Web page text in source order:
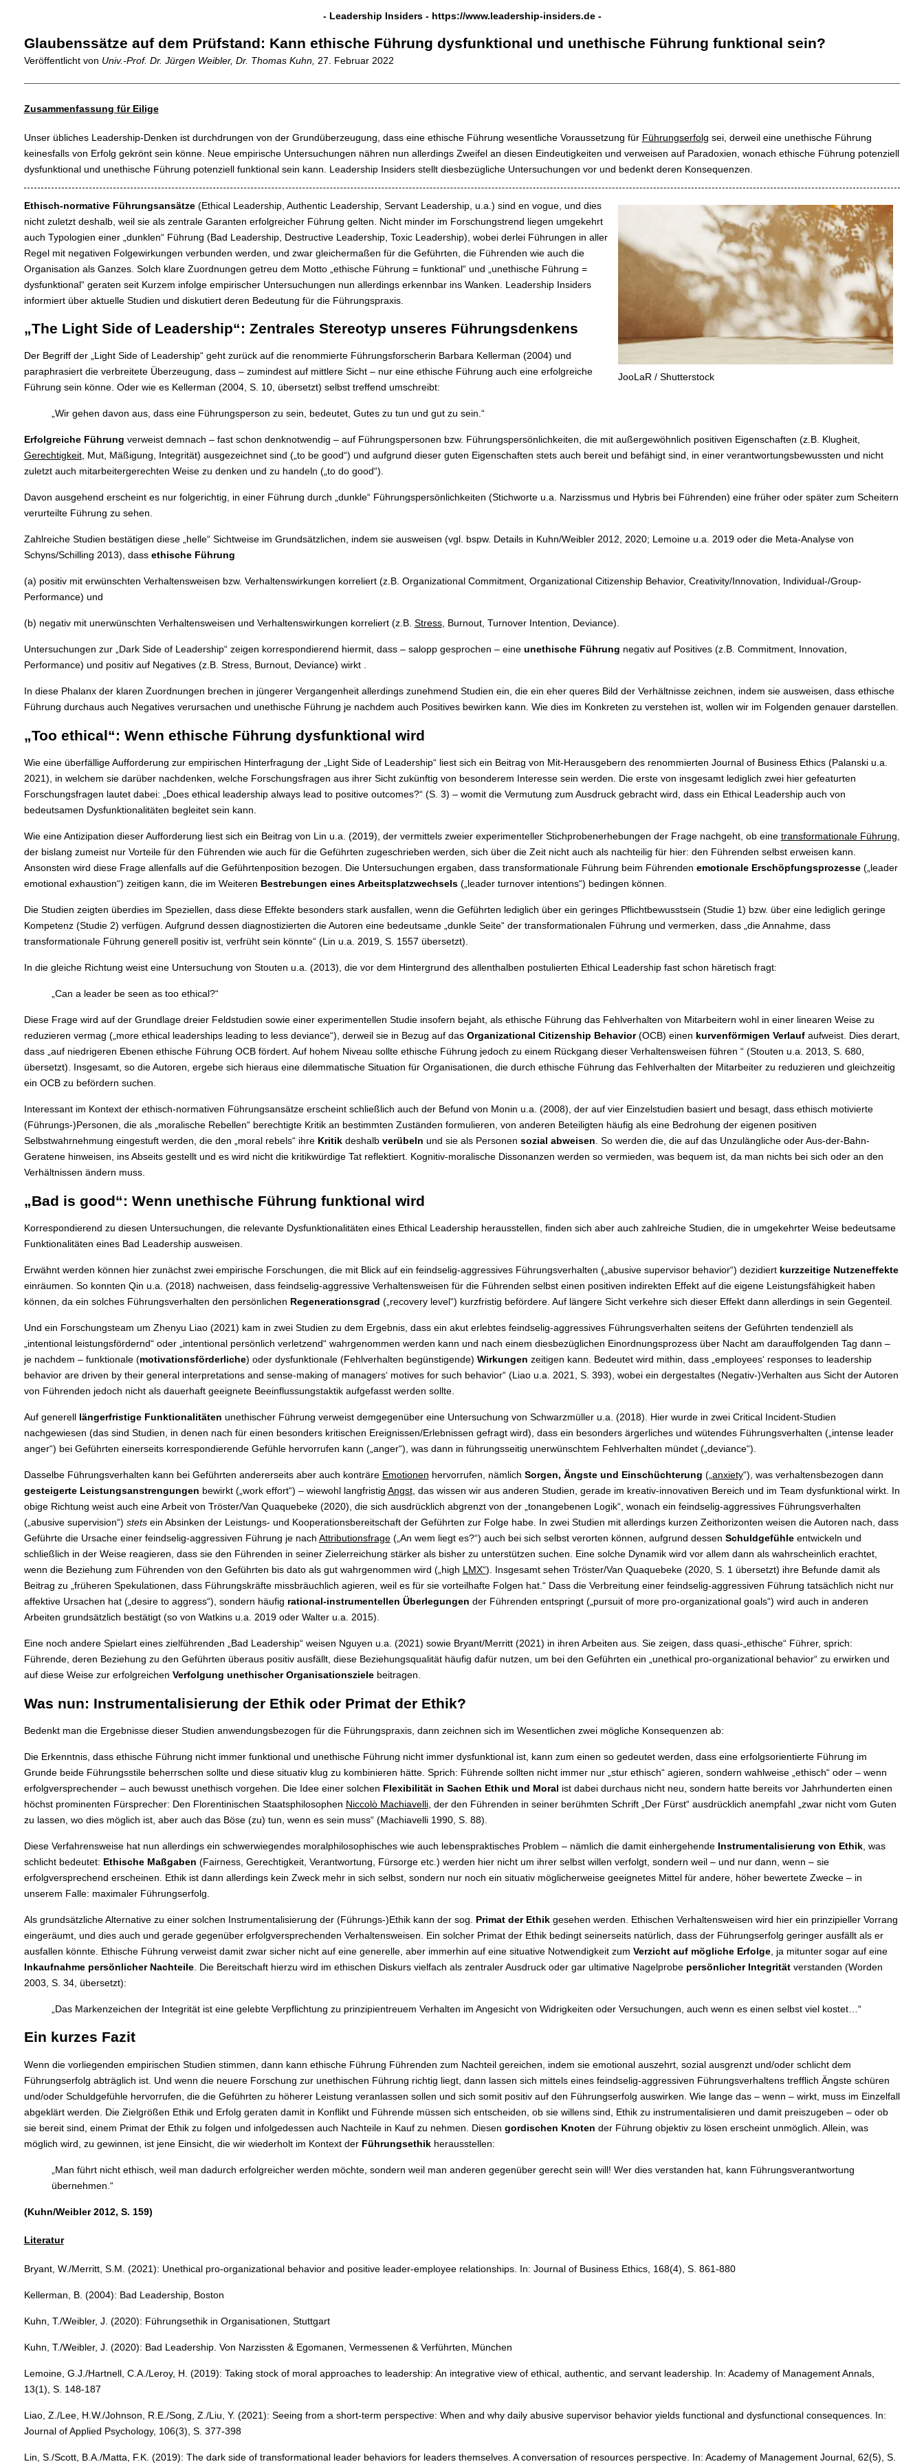
- Leadership Insiders - https://www.leadership-insiders.de-
Glaubenssätze auf dem Prüfstand: Kann ethische Führung dysfunktional und unethische Führung funktional sein?
Veröffentlicht von Univ.-Prof. Dr. Jürgen Weibler, Dr. Thomas Kuhn, 27. Februar 2022
Zusammenfassung für Eilige
Unser übliches Leadership-Denken ist durchdrungen von der Grundüberzeugung, dass eine ethische Führung wesentliche Voraussetzung für Führungserfolg sei, derweil eine unethische Führung
keinesfalls von Erfolg gekrönt sein könne. Neue empirische Untersuchungen nähren nun allerdings Zweifel an diesen Eindeutigkeiten und verweisen auf Paradoxien, wonach ethische Führung potenziell
dysfunktional und unethische Führung potenziell funktional sein kann. Leadership Insiders stellt diesbezügliche Untersuchungen vor und bedenkt deren Konsequenzen.
JooLaR / Shutterstock
Ethisch-normative Führungsansätze(Ethical Leadership, Authentic Leadership, Servant Leadership, u.a.) sind en vogue, und dies
nicht zuletzt deshalb, weil sie als zentrale Garanten erfolgreicher Führung gelten. Nicht minder im Forschungstrend liegen umgekehrt
auch Typologien einer „dunklen“ Führung (Bad Leadership, Destructive Leadership, Toxic Leadership), wobei derlei Führungen in aller
Regel mit negativen Folgewirkungen verbunden werden, und zwar gleichermaßen für die Geführten, die Führenden wie auch die
Organisation als Ganzes. Solch klare Zuordnungen getreu dem Motto „ethische Führung = funktional“ und „unethische Führung =
dysfunktional“ geraten seit Kurzem infolge empirischer Untersuchungen nun allerdings erkennbar ins Wanken. Leadership Insiders
informiert über aktuelle Studien und diskutiert deren Bedeutung für die Führungspraxis.
„The Light Side of Leadership“: Zentrales Stereotyp unseres Führungsdenkens
Der Begriff der „Light Side of Leadership“ geht zurück auf die renommierte Führungsforscherin Barbara Kellerman (2004) und
paraphrasiert die verbreitete Überzeugung, dass – zumindest auf mittlere Sicht – nur eine ethische Führung auch eine erfolgreiche
Führung sein könne. Oder wie es Kellerman (2004, S. 10, übersetzt) selbst treffend umschreibt:
„Wir gehen davon aus, dass eine Führungsperson zu sein, bedeutet, Gutes zu tun und gut zu sein.“
Erfolgreiche Führung verweist demnach – fast schon denknotwendig – auf Führungspersonen bzw. Führungspersönlichkeiten, die mit außergewöhnlich positiven Eigenschaften (z.B. Klugheit,
Gerechtigkeit, Mut, Mäßigung, Integrität) ausgezeichnet sind („to be good“) und aufgrund dieser guten Eigenschaften stets auch bereit und befähigt sind, in einer verantwortungsbewussten und nicht
zuletzt auch mitarbeitergerechten Weise zu denken und zu handeln („to do good“).
Davon ausgehend erscheint es nur folgerichtig, in einer Führung durch „dunkle“ Führungspersönlichkeiten (Stichworte u.a. Narzissmus und Hybris bei Führenden) eine früher oder später zum Scheitern
verurteilte Führung zu sehen.
Zahlreiche Studien bestätigen diese „helle“ Sichtweise im Grundsätzlichen, indem sie ausweisen (vgl. bspw. Details in Kuhn/Weibler 2012, 2020; Lemoine u.a. 2019 oder die Meta-Analyse von
Schyns/Schilling 2013), dass ethische Führung
(a) positiv mit erwünschten Verhaltensweisen bzw. Verhaltenswirkungen korreliert (z.B. Organizational Commitment, Organizational Citizenship Behavior, Creativity/Innovation, Individual-/Group-
Performance) und
(b) negativ mit unerwünschten Verhaltensweisen und Verhaltenswirkungen korreliert (z.B. Stress, Burnout, Turnover Intention, Deviance).
Untersuchungen zur „Dark Side of Leadership“ zeigen korrespondierend hiermit, dass – salopp gesprochen – eine unethische Führung negativ auf Positives (z.B. Commitment, Innovation,
Performance) und positiv auf Negatives (z.B. Stress, Burnout, Deviance) wirkt .
In diese Phalanx der klaren Zuordnungen brechen in jüngerer Vergangenheit allerdings zunehmend Studien ein, die ein eher queres Bild der Verhältnisse zeichnen, indem sie ausweisen, dass ethische
Führung durchaus auch Negatives verursachen und unethische Führung je nachdem auch Positives bewirken kann. Wie dies im Konkreten zu verstehen ist, wollen wir im Folgenden genauer darstellen.
„Too ethical“: Wenn ethische Führung dysfunktional wird
Wie eine überfällige Aufforderung zur empirischen Hinterfragung der „Light Side of Leadership“ liest sich ein Beitrag von Mit-Herausgebern des renommierten Journal of Business Ethics (Palanski u.a.
2021), in welchem sie darüber nachdenken, welche Forschungsfragen aus ihrer Sicht zukünftig von besonderem Interesse sein werden. Die erste von insgesamt lediglich zwei hier gefeaturten
Forschungsfragen lautet dabei: „Does ethical leadership always lead to positive outcomes?“ (S. 3) – womit die Vermutung zum Ausdruck gebracht wird, dass ein Ethical Leadership auch von
bedeutsamen Dysfunktionalitäten begleitet sein kann.
Wie eine Antizipation dieser Aufforderung liest sich ein Beitrag von Lin u.a. (2019), der vermittels zweier experimenteller Stichprobenerhebungen der Frage nachgeht, ob eine transformationale Führung,
der bislang zumeist nur Vorteile für den Führenden wie auch für die Geführten zugeschrieben werden, sich über die Zeit nicht auch als nachteilig für hier: den Führenden selbst erweisen kann.
Ansonsten wird diese Frage allenfalls auf die Geführtenposition bezogen. Die Untersuchungen ergaben, dass transformationale Führung beim Führenden emotionale Erschöpfungsprozesse(„leader
emotional exhaustion“) zeitigen kann, die im Weiteren Bestrebungen eines Arbeitsplatzwechsels(„leader turnover intentions“) bedingen können.
Die Studien zeigten überdies im Speziellen, dass diese Effekte besonders stark ausfallen, wenn die Geführten lediglich über ein geringes Pflichtbewusstsein (Studie 1) bzw. über eine lediglich geringe
Kompetenz (Studie 2) verfügen. Aufgrund dessen diagnostizierten die Autoren eine bedeutsame „dunkle Seite“ der transformationalen Führung und vermerken, dass „die Annahme, dass
transformationale Führung generell positiv ist, verfrüht sein könnte“ (Lin u.a. 2019, S. 1557 übersetzt).
In die gleiche Richtung weist eine Untersuchung von Stouten u.a. (2013), die vor dem Hintergrund des allenthalben postulierten Ethical Leadership fast schon häretisch fragt:
„Can a leader be seen as too ethical?“
Diese Frage wird auf der Grundlage dreier Feldstudien sowie einer experimentellen Studie insofern bejaht, als ethische Führung das Fehlverhalten von Mitarbeitern wohl in einer linearen Weise zu
reduzieren vermag („more ethical leaderships leading to less deviance“), derweil sie in Bezug auf das Organizational Citizenship Behavior(OCB) einen kurvenförmigen Verlaufaufweist. Dies derart,
dass „auf niedrigeren Ebenen ethische Führung OCB fördert. Auf hohem Niveau sollte ethische Führung jedoch zu einem Rückgang dieser Verhaltensweisen führen “ (Stouten u.a. 2013, S. 680,
übersetzt). Insgesamt, so die Autoren, ergebe sich hieraus eine dilemmatische Situation für Organisationen, die durch ethische Führung das Fehlverhalten der Mitarbeiter zu reduzieren und gleichzeitig
ein OCB zu befördern suchen.
Interessant im Kontext der ethisch-normativen Führungsansätze erscheint schließlich auch der Befund von Monin u.a. (2008), der auf vier Einzelstudien basiert und besagt, dass ethisch motivierte
(Führungs-)Personen, die als „moralische Rebellen“ berechtigte Kritik an bestimmten Zuständen formulieren, von anderen Beteiligten häufig als eine Bedrohung der eigenen positiven
Selbstwahrnehmung eingestuft werden, die den „moral rebels“ ihre Kritikdeshalb verübeln und sie als Personen sozial abweisen. So werden die, die auf das Unzulängliche oder Aus-der-Bahn-
Geratene hinweisen, ins Abseits gestellt und es wird nicht die kritikwürdige Tat reflektiert. Kognitiv-moralische Dissonanzen werden so vermieden, was bequem ist, da man nichts bei sich oder an den
Verhältnissen ändern muss.
„Bad is good“: Wenn unethische Führung funktional wird
Korrespondierend zu diesen Untersuchungen, die relevante Dysfunktionalitäten eines Ethical Leadership herausstellen, finden sich aber auch zahlreiche Studien, die in umgekehrter Weise bedeutsame
Funktionalitäten eines Bad Leadership ausweisen.
Erwähnt werden können hier zunächst zwei empirische Forschungen, die mit Blick auf ein feindselig-aggressives Führungsverhalten („abusive supervisor behavior“) dezidiert kurzzeitige Nutzeneffekte
einräumen. So konnten Qin u.a. (2018) nachweisen, dass feindselig-aggressive Verhaltensweisen für die Führenden selbst einen positiven indirekten Effekt auf die eigene Leistungsfähigkeit haben
können, da ein solches Führungsverhalten den persönlichen Regenerationsgrad („recovery level“) kurzfristig befördere. Auf längere Sicht verkehre sich dieser Effekt dann allerdings in sein Gegenteil.
Und ein Forschungsteam um Zhenyu Liao (2021) kam in zwei Studien zu dem Ergebnis, dass ein akut erlebtes feindselig-aggressives Führungsverhalten seitens der Geführten tendenziell als
„intentional leistungsfördernd“ oder „intentional persönlich verletzend“ wahrgenommen werden kann und nach einem diesbezüglichen Einordnungsprozess über Nacht am darauffolgenden Tag dann –
je nachdem – funktionale (motivationsförderliche) oder dysfunktionale (Fehlverhalten begünstigende) Wirkungen zeitigen kann. Bedeutet wird mithin, dass „employees‘ responses to leadership
behavior are driven by their general interpretations and sense-making of managers‘ motives for such behavior“ (Liao u.a. 2021, S. 393), wobei ein dergestaltes (Negativ-)Verhalten aus Sicht der Autoren
von Führenden jedoch nicht als dauerhaft geeignete Beeinflussungstaktik aufgefasst werden sollte.
Auf generell längerfristige Funktionalitäten unethischer Führung verweist demgegenüber eine Untersuchung von Schwarzmüller u.a. (2018). Hier wurde in zwei Critical Incident-Studien
nachgewiesen (das sind Studien, in denen nach für einen besonders kritischen Ereignissen/Erlebnissen gefragt wird), dass ein besonders ärgerliches und wütendes Führungsverhalten („intense leader
anger“) bei Geführten einerseits korrespondierende Gefühle hervorrufen kann („anger“), was dann in führungsseitig unerwünschtem Fehlverhalten mündet („deviance“).
Dasselbe Führungsverhalten kann bei Geführten andererseits aber auch konträre Emotionen hervorrufen, nämlich Sorgen, Ängste und Einschüchterung („ anxiety“), was verhaltensbezogen dann
gesteigerte Leistungsanstrengungen bewirkt („work effort“) – wiewohl langfristig Angst, das wissen wir aus anderen Studien, gerade im kreativ-innovativen Bereich und im Team dysfunktional wirkt. In
obige Richtung weist auch eine Arbeit von Tröster/Van Quaquebeke (2020), die sich ausdrücklich abgrenzt von der „tonangebenen Logik“, wonach ein feindselig-aggressives Führungsverhalten
(„abusive supervision“) stetsein Absinken der Leistungs- und Kooperationsbereitschaft der Geführten zur Folge habe. In zwei Studien mit allerdings kurzen Zeithorizonten weisen die Autoren nach, dass
Geführte die Ursache einer feindselig-aggressiven Führung je nach Attributionsfrage(„An wem liegt es?“) auch bei sich selbst verorten können, aufgrund dessen Schuldgefühleentwickeln und
schließlich in der Weise reagieren, dass sie den Führenden in seiner Zielerreichung stärker als bisher zu unterstützen suchen. Eine solche Dynamik wird vor allem dann als wahrscheinlich erachtet,
wenn die Beziehung zum Führenden von den Geführten bis dato als gut wahrgenommen wird („high LMX“). Insgesamt sehen Tröster/Van Quaquebeke (2020, S. 1 übersetzt) ihre Befunde damit als
Beitrag zu „früheren Spekulationen, dass Führungskräfte missbräuchlich agieren, weil es für sie vorteilhafte Folgen hat.“ Dass die Verbreitung einer feindselig-aggressiven Führung tatsächlich nicht nur
affektive Ursachen hat („desire to aggress“), sondern häufig rational-instrumentellen Überlegungen der Führenden entspringt („pursuit of more pro-organizational goals“) wird auch in anderen
Arbeiten grundsätzlich bestätigt (so von Watkins u.a. 2019 oder Walter u.a. 2015).
Eine noch andere Spielart eines zielführenden „Bad Leadership“ weisen Nguyen u.a. (2021) sowie Bryant/Merritt (2021) in ihren Arbeiten aus. Sie zeigen, dass quasi-„ethische“ Führer, sprich:
Führende, deren Beziehung zu den Geführten überaus positiv ausfällt, diese Beziehungsqualität häufig dafür nutzen, um bei den Geführten ein „unethical pro-organizational behavior“ zu erwirken und
auf diese Weise zur erfolgreichen Verfolgung unethischer Organisationszielebeitragen.
Was nun: Instrumentalisierung der Ethik oder Primat der Ethik?
Bedenkt man die Ergebnisse dieser Studien anwendungsbezogen für die Führungspraxis, dann zeichnen sich im Wesentlichen zwei mögliche Konsequenzen ab:
Die Erkenntnis, dass ethische Führung nicht immer funktional und unethische Führung nicht immer dysfunktional ist, kann zum einen so gedeutet werden, dass eine erfolgsorientierte Führung im
Grunde beide Führungsstile beherrschen sollte und diese situativ klug zu kombinieren hätte. Sprich: Führende sollten nicht immer nur „stur ethisch“ agieren, sondern wahlweise „ethisch“ oder – wenn
erfolgversprechender – auch bewusst unethisch vorgehen. Die Idee einer solchen Flexibilität in Sachen Ethik und Moral ist dabei durchaus nicht neu, sondern hatte bereits vor Jahrhunderten einen
höchst prominenten Fürsprecher: Den Florentinischen Staatsphilosophen Niccolò Machiavelli, der den Führenden in seiner berühmten Schrift „Der Fürst“ ausdrücklich anempfahl „zwar nicht vom Guten
zu lassen, wo dies möglich ist, aber auch das Böse (zu) tun, wenn es sein muss“ (Machiavelli 1990, S. 88).
Diese Verfahrensweise hat nun allerdings ein schwerwiegendes moralphilosophisches wie auch lebenspraktisches Problem – nämlich die damit einhergehende Instrumentalisierung von Ethik, was
schlicht bedeutet: Ethische Maßgaben (Fairness, Gerechtigkeit, Verantwortung, Fürsorge etc.) werden hier nicht um ihrer selbst willen verfolgt, sondern weil – und nur dann, wenn – sie
erfolgversprechend erscheinen. Ethik ist dann allerdings kein Zweck mehr in sich selbst, sondern nur noch ein situativ möglicherweise geeignetes Mittel für andere, höher bewertete Zwecke – in
unserem Falle: maximaler Führungserfolg.
Als grundsätzliche Alternative zu einer solchen Instrumentalisierung der (Führungs-)Ethik kann der sog. Primat der Ethikgesehen werden. Ethischen Verhaltensweisen wird hier ein prinzipieller Vorrang
eingeräumt, und dies auch und gerade gegenüber erfolgversprechenden Verhaltensweisen. Ein solcher Primat der Ethik bedingt seinerseits natürlich, dass der Führungserfolg geringer ausfällt als er
ausfallen könnte. Ethische Führung verweist damit zwar sicher nicht auf eine generelle, aber immerhin auf eine situative Notwendigkeit zum Verzicht auf mögliche Erfolge, ja mitunter sogar auf eine
Inkaufnahme persönlicher Nachteile. Die Bereitschaft hierzu wird im ethischen Diskurs vielfach als zentraler Ausdruck oder gar ultimative Nagelprobe persönlicher Integritätverstanden (Worden
2003, S. 34, übersetzt):
„Das Markenzeichen der Integrität ist eine gelebte Verpflichtung zu prinzipientreuem Verhalten im Angesicht von Widrigkeiten oder Versuchungen, auch wenn es einen selbst viel kostet…“
Ein kurzes Fazit
Wenn die vorliegenden empirischen Studien stimmen, dann kann ethische Führung Führenden zum Nachteil gereichen, indem sie emotional auszehrt, sozial ausgrenzt und/oder schlicht dem
Führungserfolg abträglich ist. Und wenn die neuere Forschung zur unethischen Führung richtig liegt, dann lassen sich mittels eines feindselig-aggressiven Führungsverhaltens trefflich Ängste schüren
und/oder Schuldgefühle hervorrufen, die die Geführten zu höherer Leistung veranlassen sollen und sich somit positiv auf den Führungserfolg auswirken. Wie lange das – wenn – wirkt, muss im Einzelfall
abgeklärt werden. Die Zielgrößen Ethik und Erfolg geraten damit in Konflikt und Führende müssen sich entscheiden, ob sie willens sind, Ethik zu instrumentalisieren und damit preiszugeben – oder ob
sie bereit sind, einem Primat der Ethik zu folgen und infolgedessen auch Nachteile in Kauf zu nehmen. Diesen gordischen Knoten der Führung objektiv zu lösen erscheint unmöglich. Allein, was
möglich wird, zu gewinnen, ist jene Einsicht, die wir wiederholt im Kontext der Führungsethikherausstellen:
„Man führt nicht ethisch, weil man dadurch erfolgreicher werden möchte, sondern weil man anderen gegenüber gerecht sein will! Wer dies verstanden hat, kann Führungsverantwortung
übernehmen.“
(Kuhn/Weibler 2012, S. 159)
Literatur
Bryant, W./Merritt, S.M. (2021): Unethical pro-organizational behavior and positive leader-employee relationships. In: Journal of Business Ethics, 168(4), S. 861-880
Kellerman, B. (2004): Bad Leadership, Boston
Kuhn, T./Weibler, J. (2020): Führungsethik in Organisationen, Stuttgart
Kuhn, T./Weibler, J. (2020): Bad Leadership. Von Narzissten & Egomanen, Vermessenen & Verführten, München
Lemoine, G.J./Hartnell, C.A./Leroy, H. (2019): Taking stock of moral approaches to leadership: An integrative view of ethical, authentic, and servant leadership. In: Academy of Management Annals,
13(1), S. 148-187
Liao, Z./Lee, H.W./Johnson, R.E./Song, Z./Liu, Y. (2021): Seeing from a short-term perspective: When and why daily abusive supervisor behavior yields functional and dysfunctional consequences. In:
Journal of Applied Psychology, 106(3), S. 377-398
Lin, S./Scott, B.A./Matta, F.K. (2019): The dark side of transformational leader behaviors for leaders themselves. A conversation of resources perspective. In: Academy of Management Journal, 62(5), S.